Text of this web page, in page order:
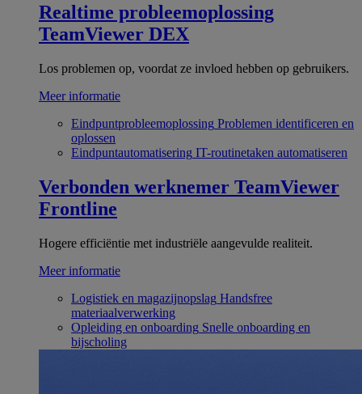
Realtime probleemoplossing
TeamViewer DEX
Los problemen op, voordat ze invloed hebben op gebruikers.
Meer informatie
Eindpuntprobleemoplossing Problemen identificeren en
oplossen
Eindpuntautomatisering IT-routinetaken automatiseren
Verbonden werknemer TeamViewer
Frontline
Hogere efficiëntie met industriële aangevulde realiteit.
Meer informatie
Logistiek en magazijnopslag Handsfree
materiaalverwerking
Opleiding en onboarding Snelle onboarding en
bijscholing